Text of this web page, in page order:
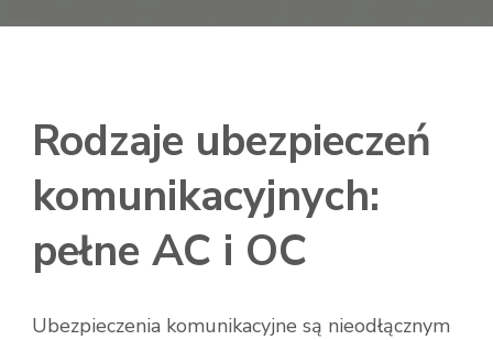
Rodzaje ubezpieczeń
komunikacyjnych:
pełne AC i OC
Ubezpieczenia komunikacyjne są nieodłącznym